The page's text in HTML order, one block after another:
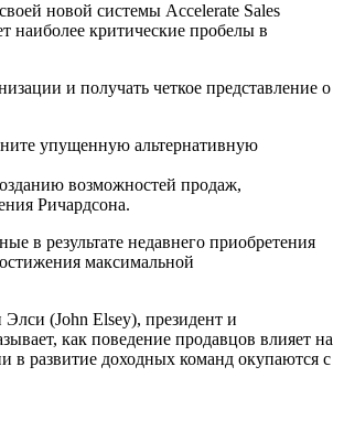
новой системы Accelerate Sales
наиболее критические пробелы в
и получать четкое представление о
упущенную альтернативную
возможностей продаж,
Ричардсона.
в результате недавнего приобретения
максимальной
(John Elsey), президент и
как поведение продавцов влияет на
в развитие доходных команд окупаются с